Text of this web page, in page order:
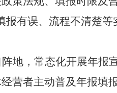
有误、流程不清楚等
地，常态化开展年报
营者主动普及年报填